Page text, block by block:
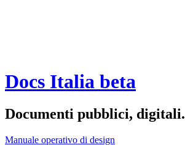
Docs Italia beta
Documenti pubblici, digitali.
Manuale operativo di design